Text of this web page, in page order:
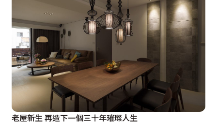
老屋新生 再造下一個三十年璀璨人生